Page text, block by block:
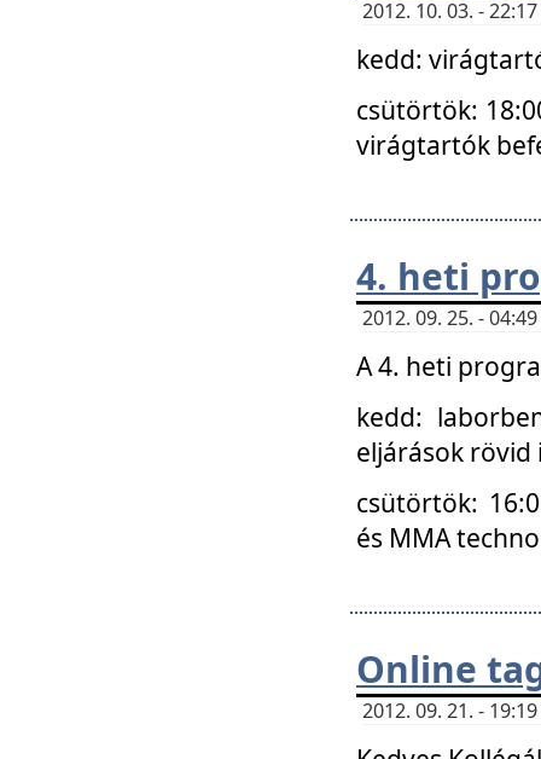
2012. 10. 03. -
kedd:
csütörtök:
virágtartók
4. heti
2012. 09. 25. -
A 4. heti
kedd:
eljárások
csütörtök:
és MMA
Online
2012. 09. 21. -